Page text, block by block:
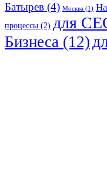
Батырев (4) Москва (1)
процессы (2) для
Бизнеса (12)